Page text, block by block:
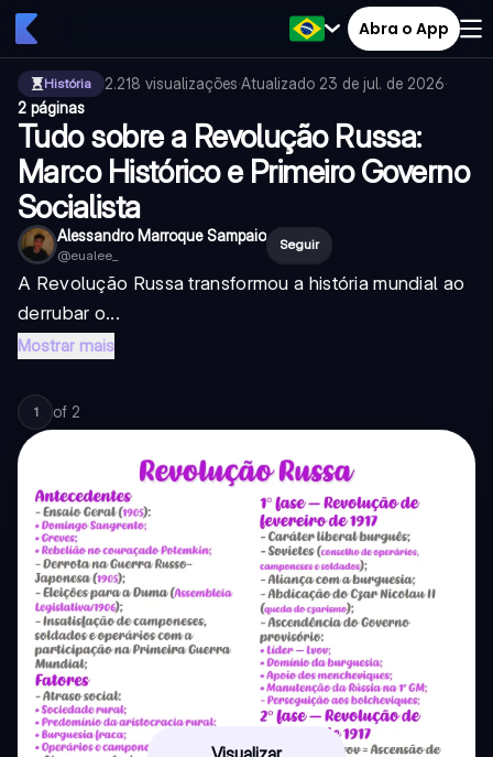
Abra o App
História 2.218 visualizações·Atualizado 23 de jul. de 2026·
2 páginas
Tudo sobre a Revolução Russa:
Marco Histórico e Primeiro Governo
Socialista
Alessandro Marroque Sampaio
@eualee_
Seguir
A Revolução Russa transformou a história mundial ao
derrubar o...
Mostrar mais
1 of 2